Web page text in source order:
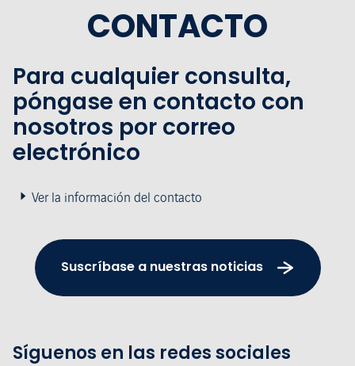
CONTACTO
Para cualquier consulta,
póngase en contacto con
nosotros por correo
electrónico
Ver la información del contacto
Suscríbase a nuestras noticias
Síguenos en las redes sociales